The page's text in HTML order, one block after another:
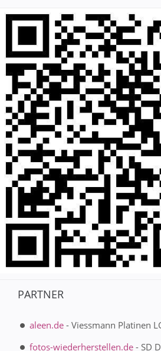
PARTNER
aleen.de - Viessmann Platinen
fotos-wiederherstellen.de - SD